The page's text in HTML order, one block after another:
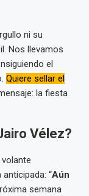
ni su
Nos llevamos
el
Quiere sellar el
la fiesta
Vélez?
volante
“Aún
semana